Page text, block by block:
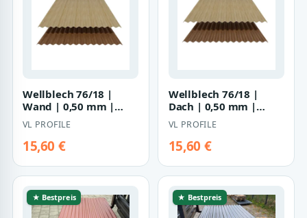
Wellblech 76/18 |
Wand | 0,50 mm |
Stahl | 35 µm
Strukturpolyester
VL PROFILE
15,60 €
Wellblech 76/18 |
Dach | 0,50 mm |
Stahl | 35 µm
Strukturpolyester
VL PROFILE
15,60 €
★ Bestpreis ★ Bestpreis